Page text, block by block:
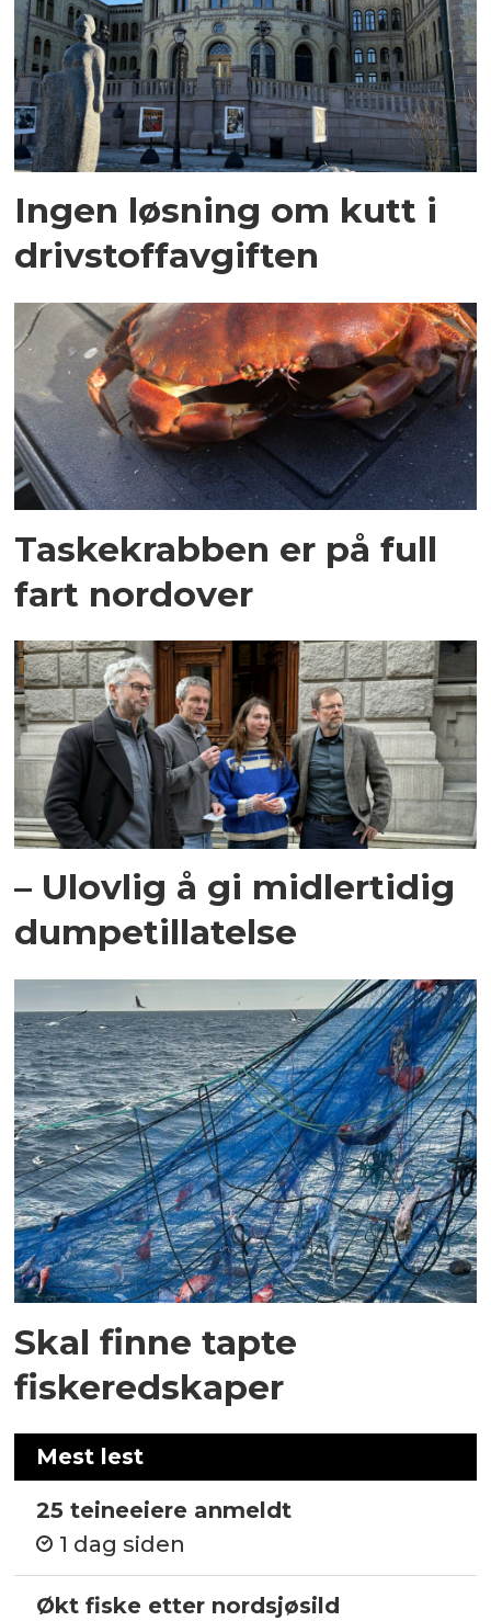
Ingen løsning om kutt i
drivstoffavgiften
Taskekrabben er på full
fart nordover
– Ulovlig å gi midlertidig
dumpetillatelse
Skal finne tapte
fiskeredskaper
Mest lest
25 teineeiere anmeldt
1 dag siden
Økt fiske etter nordsjøsild